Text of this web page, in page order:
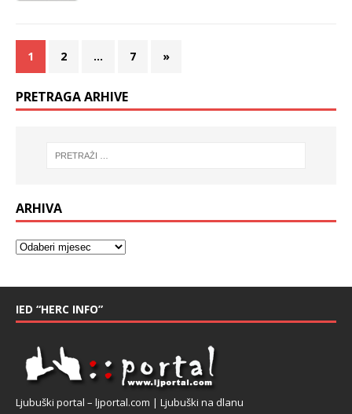
1 2 … 7 »
PRETRAGA ARHIVE
ARHIVA
IED “HERC INFO”
Ljubuški portal – ljportal.com | Ljubuški na dlanu